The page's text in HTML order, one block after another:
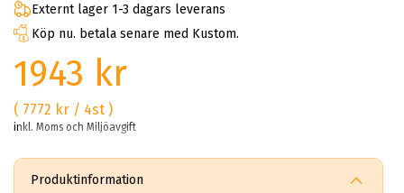
Externt lager 1-3 dagars leverans
Köp nu. betala senare med Kustom.
1943 kr
( 7772 kr / 4st )
inkl. Moms och Miljöavgift
Produktinformation